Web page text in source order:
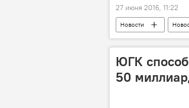
27 июня 2016, 11:22
Новости
ЮГК
50